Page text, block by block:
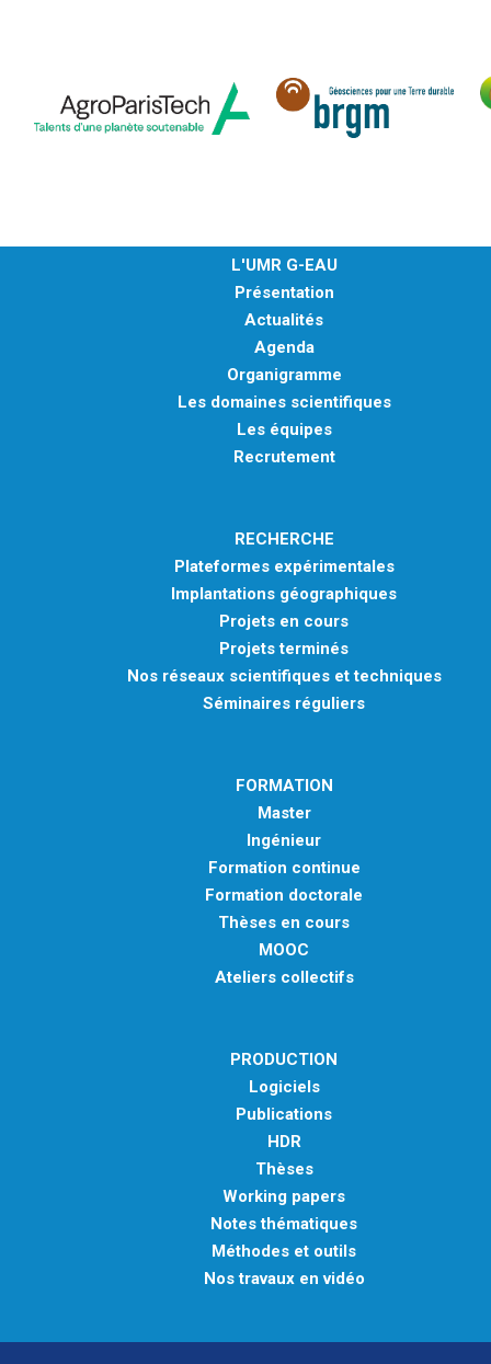
L'UMR G-EAU
Présentation
Actualités
Agenda
Organigramme
Les domaines scientifiques
Les équipes
Recrutement
RECHERCHE
Plateformes expérimentales
Implantations géographiques
Projets en cours
Projets terminés
Nos réseaux scientifiques et techniques
Séminaires réguliers
FORMATION
Master
Ingénieur
Formation continue
Formation doctorale
Thèses en cours
MOOC
Ateliers collectifs
PRODUCTION
Logiciels
Publications
HDR
Thèses
Working papers
Notes thématiques
Méthodes et outils
Nos travaux en vidéo